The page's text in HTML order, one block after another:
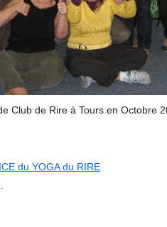
Club de Rire à Tours en Octobre
du YOGA du RIRE